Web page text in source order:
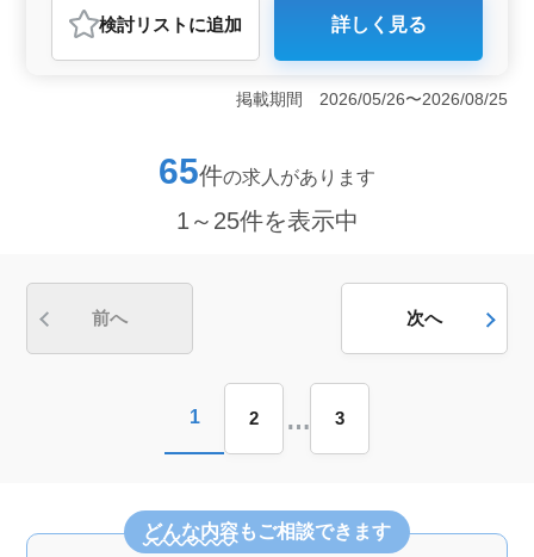
おすすめポイント
＜幅広い案件を取り扱います＞ 神奈川県藤沢市藤沢に
ある中堅弁護士事務所では、一般民事から刑事事件まで
多岐にわたる案件を取り扱っています。弁護士の皆様が
得意とする分野で活躍し、豊富な経験を積むことができ
がある方には、月額80万円以上の固定給与が見込まれま
す。さらに加えて歩合給が支給され、業績に応じて報酬
に応じたボーナスを受け取ることができます。 ＜中
す。女性の方も積極的に活躍し、キャリアを築いていま
す。藤沢駅から近い立地にある事務所で通勤も便利で
検討リスト に追加 詳しく見る
掲載期間 2026/05/26〜2026/08/25
65件の求人があります
1～25件を表示中
前へ 次へ
1 2 … 3
どんな内容もご相談できます